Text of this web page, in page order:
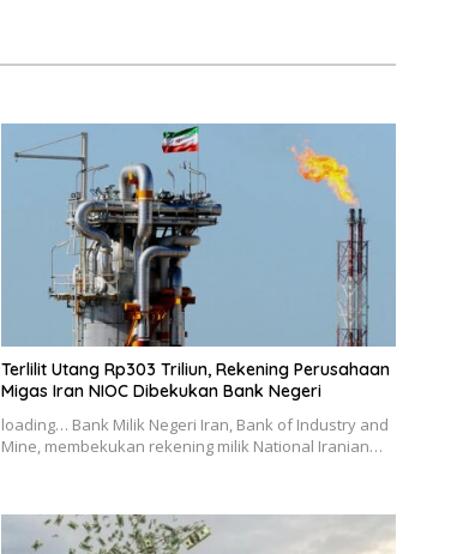
Terlilit Utang Rp303 Triliun, Rekening Perusahaan
Migas Iran NIOC Dibekukan Bank Negeri
loading… Bank Milik Negeri Iran, Bank of Industry and
Mine, membekukan rekening milik National Iranian…